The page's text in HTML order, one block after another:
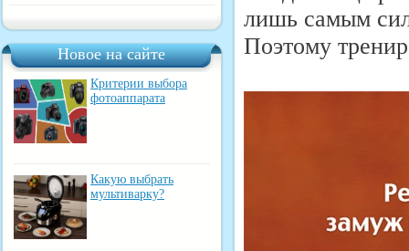
Новое на сайте
Критерии выбора
фотоаппарата
Какую выбрать
мультиварку?
лишь самым
Поэтому